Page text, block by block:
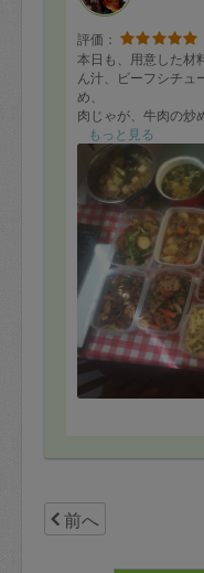
評価：
本日も、用意した材
ん汁、ビーフシチュ
め、
肉じゃが、牛肉の炒
テトサラダ、マカロ
など、18品を作っ
どれも美味しそう
又次回もよろしくお
もっと見る
前へ